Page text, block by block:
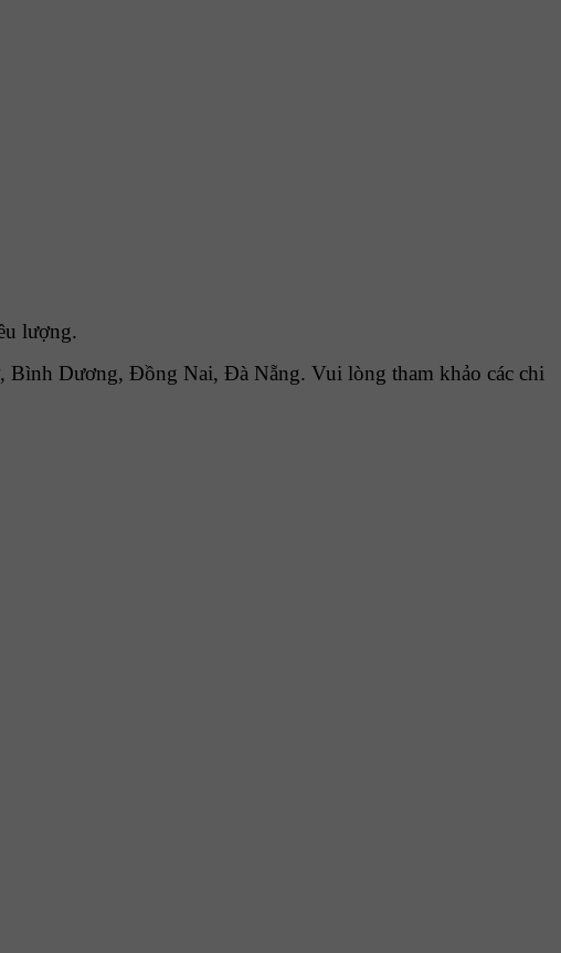
lượng.
Dương, Đồng Nai, Đà Nẵng. Vui lòng tham khảo các chi